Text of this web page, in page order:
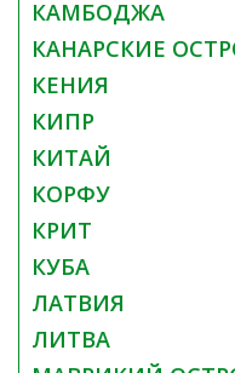
КАМБОДЖA
КАНАРСКИЕ
КЕНИЯ
КИПР
КИТАЙ
КОРФУ
КРИТ
КУБА
ЛАТВИЯ
ЛИТВА